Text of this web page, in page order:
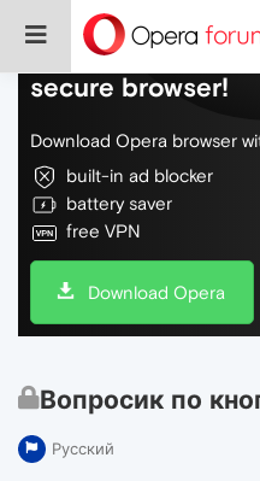
Do more on the
secure browser!
Download Opera browser
built-in ad blocker
battery saver
free VPN
Download Opera
Вопросик по
Русский